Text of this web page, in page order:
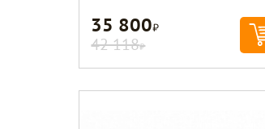
35 800Р
42 118Р